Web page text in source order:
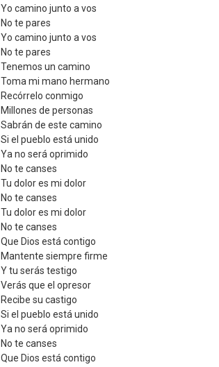
Yo camino junto a vos
No te pares
Yo camino junto a vos
No te pares
Tenemos un camino
Toma mi mano hermano
Recórrelo conmigo
Millones de personas
Sabrán de este camino
Si el pueblo está unido
Ya no será oprimido
No te canses
Tu dolor es mi dolor
No te canses
Tu dolor es mi dolor
No te canses
Que Dios está contigo
Mantente siempre firme
Y tu serás testigo
Verás que el opresor
Recibe su castigo
Si el pueblo está unido
Ya no será oprimido
No te canses
Que Dios está contigo